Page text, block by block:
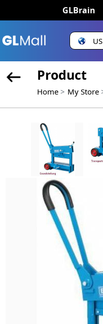
GLBrain
US
Product
Home My Store